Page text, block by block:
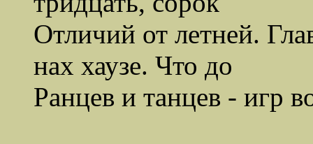
Отличий от летней.
нах хаузе. Что до
Ранцев и танцев - игр